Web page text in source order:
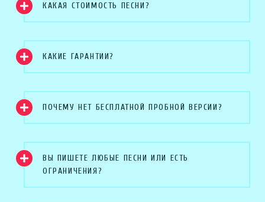
КАКАЯ СТОИМОСТЬ ПЕСНИ?
КАКИЕ ГАРАНТИИ?
ПОЧЕМУ НЕТ БЕСПЛАТНОЙ ПРОБНОЙ ВЕРСИИ?
ВЫ ПИШЕТЕ ЛЮБЫЕ ПЕСНИ ИЛИ ЕСТЬ
ОГРАНИЧЕНИЯ?